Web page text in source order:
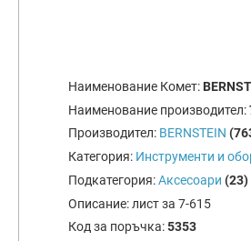
Наименование Комет:
Наименование производител:
Производител: BERNSTEIN
Категория: Инструменти и
Подкатегория:Аксесоари (23)
Описание:лист за 7-615
Код за поръчка:5353